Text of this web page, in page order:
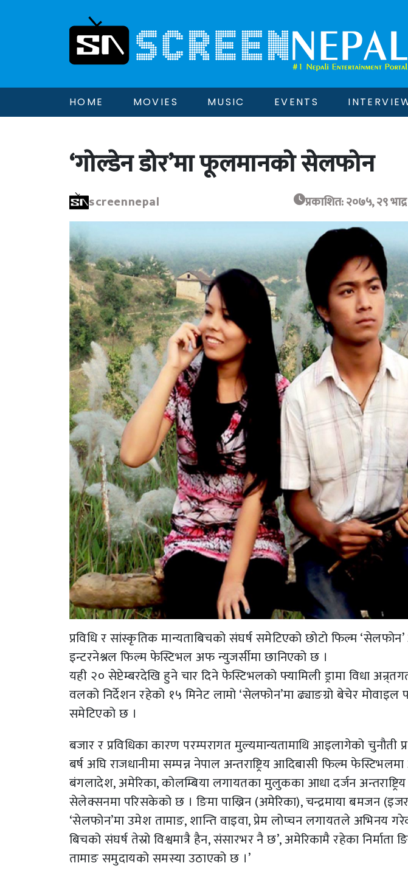
HOME MOVIES MUSIC EVENTS
‘गोल्डेन डोर’मा फूलमानको सेलफोन
screennepal प्रकाशित: २०७५, २९
प्रविधि र सांस्कृतिक मान्यताबिचको संघर्ष समेटिएको छोटो फिल्म
इन्टरनेश्नल फिल्म फेस्टिभल अफ न्युजर्सीमा छानिएको छ ।
यही २० सेप्टेम्बरदेखि हुने चार दिने फेस्टिभलको फ्यामिली ड्रामा विधा
वलको निर्देशन रहेको १५ मिनेट लामो ‘सेलफोन’मा ढ्याङग्रो बेचेर
समेटिएको छ ।
बजार र प्रविधिका कारण परम्परागत मुल्यमान्यतामाथि आइलागेको चुनौती
बर्ष अघि राजधानीमा सम्पन्न नेपाल अन्तराष्ट्रिय आदिबासी फिल्म
बंगलादेश, अमेरिका, कोलम्बिया लगायतका मुलुकका आधा दर्जन
सेलेक्सनमा परिसकेको छ । ङिमा पाख्रिन (अमेरिका), चन्द्रमाया बमजन
‘सेलफोन’मा उमेश तामाङ, शान्ति वाइवा, प्रेम लोप्चन लगायतले अभिनय
बिचको संघर्ष तेस्रो विश्वमात्रै हैन, संसारभर नै छ’, अमेरिकामै रहेका
तामाङ समुदायको समस्या उठाएको छ ।’